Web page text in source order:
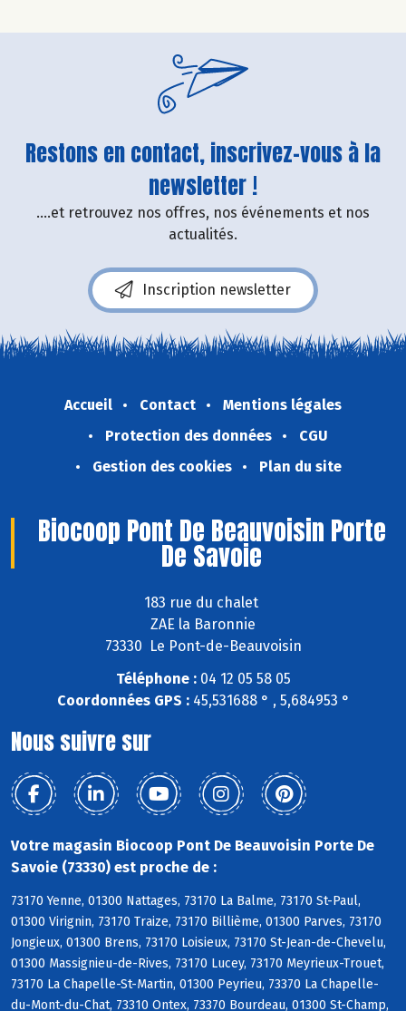
Restons en contact, inscrivez-vous à la
newsletter !
....et retrouvez nos offres, nos événements et nos
actualités.
Inscription newsletter
Accueil Contact
Mentions légales
Protection des données
CGU
Gestion des cookies
Plan du site
Biocoop Pont De Beauvoisin Porte
De Savoie
183 rue du chalet
ZAE la Baronnie
73330 Le Pont-de-Beauvoisin
Téléphone :04 12 05 58 05
Coordonnées GPS :45,531688 ° , 5,684953 °
Nous suivre sur
Votre magasin Biocoop Pont De Beauvoisin Porte De
Savoie (73330) est proche de :
73170 Yenne, 01300 Nattages, 73170 La Balme, 73170 St-Paul,
01300 Virignin, 73170 Traize, 73170 Billième, 01300 Parves, 73170
Jongieux, 01300 Brens, 73170 Loisieux, 73170 St-Jean-de-Chevelu,
01300 Massignieu-de-Rives, 73170 Lucey, 73170 Meyrieux-Trouet,
73170 La Chapelle-St-Martin, 01300 Peyrieu, 73370 La Chapelle-
du-Mont-du-Chat, 73310 Ontex, 73370 Bourdeau, 01300 St-Champ,